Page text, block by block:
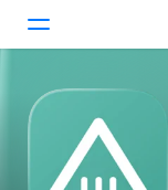
遊戲